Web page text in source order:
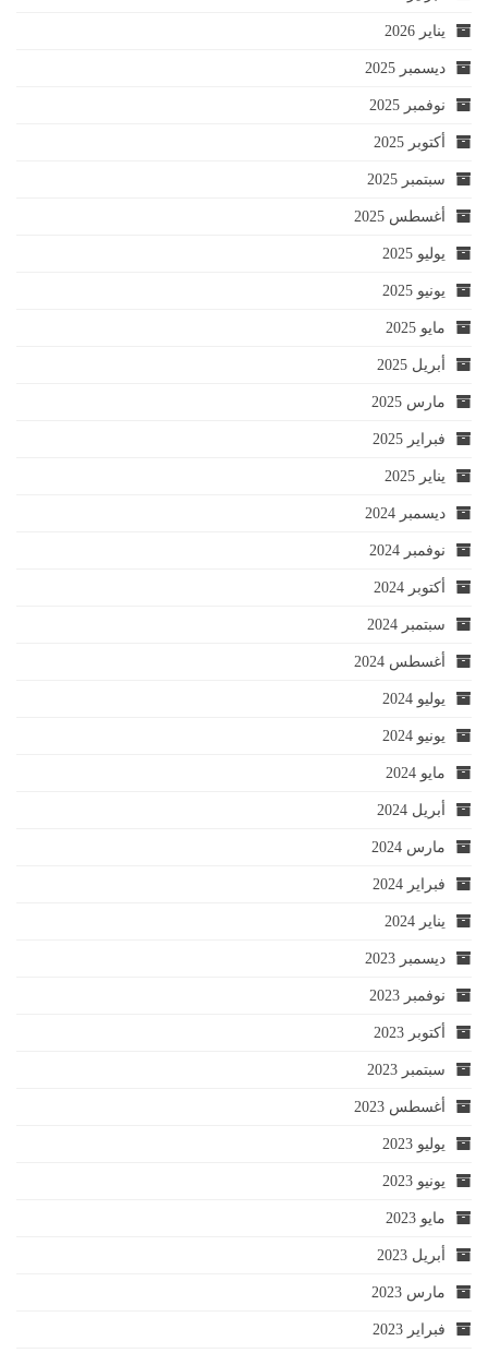
يناير 2026
ديسمبر 2025
نوفمبر 2025
أكتوبر 2025
سبتمبر 2025
أغسطس 2025
يوليو 2025
يونيو 2025
مايو 2025
أبريل 2025
مارس 2025
فبراير 2025
يناير 2025
ديسمبر 2024
نوفمبر 2024
أكتوبر 2024
سبتمبر 2024
أغسطس 2024
يوليو 2024
يونيو 2024
مايو 2024
أبريل 2024
مارس 2024
فبراير 2024
يناير 2024
ديسمبر 2023
نوفمبر 2023
أكتوبر 2023
سبتمبر 2023
أغسطس 2023
يوليو 2023
يونيو 2023
مايو 2023
أبريل 2023
مارس 2023
فبراير 2023